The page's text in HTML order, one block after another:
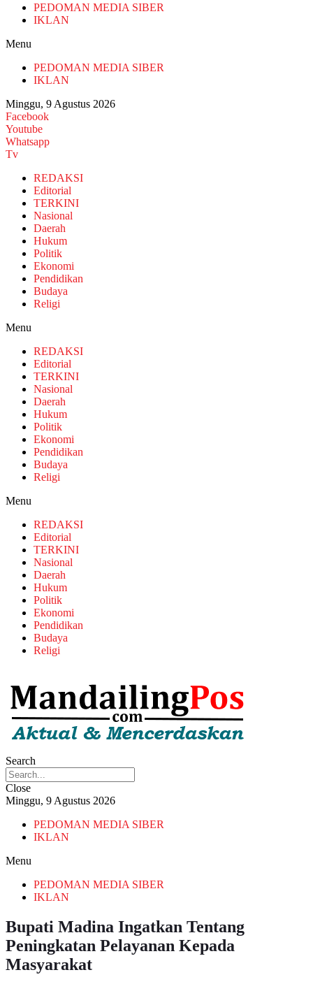
PEDOMAN MEDIA SIBER
IKLAN
Menu
PEDOMAN MEDIA SIBER
IKLAN
Minggu, 9 Agustus 2026
Facebook
Youtube
Whatsapp
Tv
REDAKSI
Editorial
TERKINI
Nasional
Daerah
Hukum
Politik
Ekonomi
Pendidikan
Budaya
Religi
Menu
REDAKSI
Editorial
TERKINI
Nasional
Daerah
Hukum
Politik
Ekonomi
Pendidikan
Budaya
Religi
Menu
REDAKSI
Editorial
TERKINI
Nasional
Daerah
Hukum
Politik
Ekonomi
Pendidikan
Budaya
Religi
Search
Close
Minggu, 9 Agustus 2026
PEDOMAN MEDIA SIBER
IKLAN
Menu
PEDOMAN MEDIA SIBER
IKLAN
Bupati Madina Ingatkan Tentang
Peningkatan Pelayanan Kepada
Masyarakat